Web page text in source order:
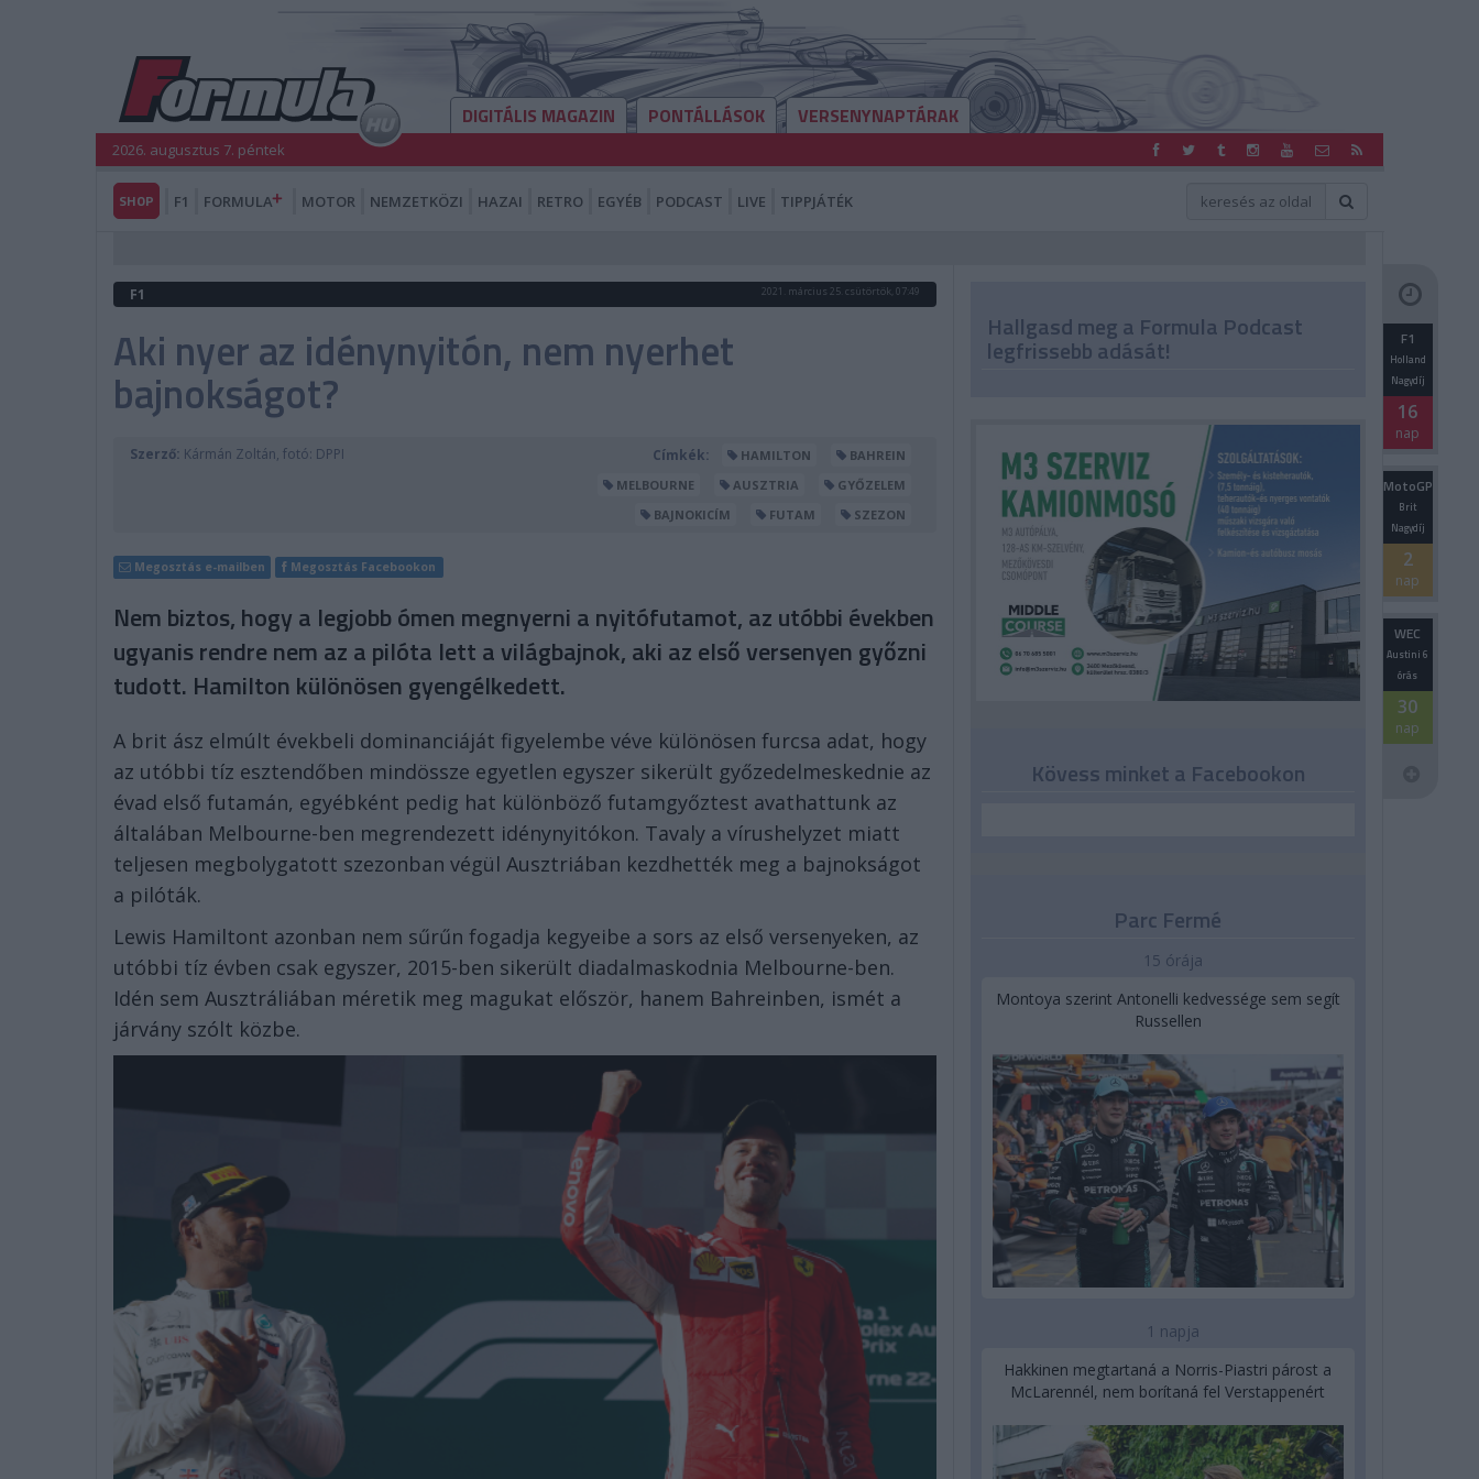
DIGITÁLIS MAGAZIN PONTÁLLÁSOK VERSENYNAPTÁRAK
2026. augusztus 7. péntek
SHOP F1 FORMULA MOTOR NEMZETKÖZI HAZAI RETRO EGYÉB PODCAST LIVE TIPPJÁTÉK
F1 2021. március 25. csütörtök, 07:49
Aki nyer az idénynyitón, nem nyerhet
bajnokságot?
Szerző: Kármán Zoltán, fotó: DPPI Címkék: HAMILTON
BAHREIN
MELBOURNE
AUSZTRIA
GYŐZELEM
BAJNOKICÍM
FUTAM SZEZON
Megosztás e-mailben Megosztás Facebookon
Nem biztos, hogy a legjobb ómen megnyerni a nyitófutamot, az utóbbi években
ugyanis rendre nem az a pilóta lett a világbajnok, aki az első versenyen győzni
tudott. Hamilton különösen gyengélkedett.
A brit ász elmúlt évekbeli dominanciáját figyelembe véve különösen furcsa adat, hogy
az utóbbi tíz esztendőben mindössze egyetlen egyszer sikerült győzedelmeskednie az
évad első futamán, egyébként pedig hat különböző futamgyőztest avathattunk az
általában Melbourne-ben megrendezett idénynyitókon. Tavaly a vírushelyzet miatt
teljesen megbolygatott szezonban végül Ausztriában kezdhették meg a bajnokságot
a pilóták.
Lewis Hamiltont azonban nem sűrűn fogadja kegyeibe a sors az első versenyeken, az
utóbbi tíz évben csak egyszer, 2015-ben sikerült diadalmaskodnia Melbourne-ben.
Idén sem Ausztráliában méretik meg magukat először, hanem Bahreinben, ismét a
járvány szólt közbe.
Hallgasd meg a Formula Podcast
legfrissebb adását! F1
Holland
Nagydíj
16
nap
MotoGP
Brit
Nagydíj
2
nap
WEC
Austini 6
órás
30
nap
Kövess minket a Facebookon
Parc Fermé
15 órája
Montoya szerint Antonelli kedvessége sem segít
Russellen
1 napja
Hakkinen megtartaná a Norris-Piastri párost a
McLarennél, nem borítaná fel Verstappenért